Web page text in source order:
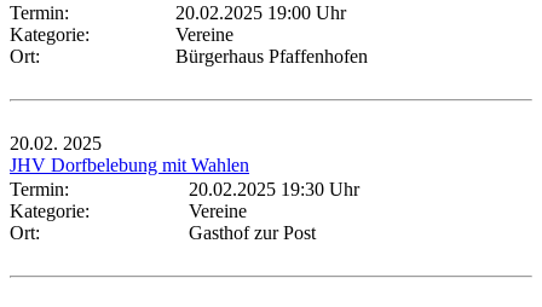
Termin:
20.02.2025 19:00 Uhr
Kategorie:
Vereine
Ort:
Bürgerhaus Pfaffenhofen
20.02. 2025
JHV Dorfbelebung mit Wahlen
Termin:
20.02.2025 19:30 Uhr
Kategorie:
Vereine
Ort:
Gasthof zur Post